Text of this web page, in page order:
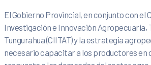
El Gobierno Provincial, en conjunto con el
Investigación e Innovación Agropecuaria,
Tungurahua (CIITAT) y la estrategia
necesario capacitar a los productores en